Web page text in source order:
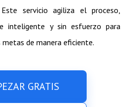
servicio agiliza el proceso,
inteligente y sin esfuerzo para
de manera eficiente.
GRATIS